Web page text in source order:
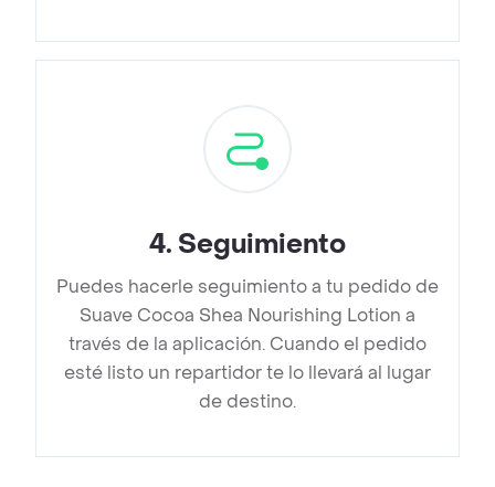
4. Seguimiento
Puedes hacerle seguimiento a tu pedido de
Suave Cocoa Shea Nourishing Lotion a
través de la aplicación. Cuando el pedido
esté listo un repartidor te lo llevará al lugar
de destino.